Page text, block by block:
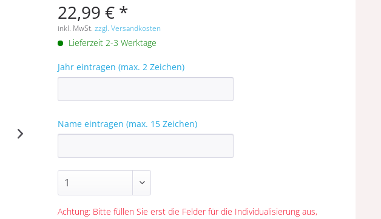
22,99 € *
inkl. MwSt.zzgl. Versandkosten
Lieferzeit 2-3 Werktage
Jahr eintragen (max. 2 Zeichen)
Name eintragen (max. 15 Zeichen)
Achtung: Bitte füllen Sie erst die Felder für die Individualisierung aus,